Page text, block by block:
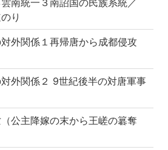
り
外関係１再帰唐から成都侵攻
外関係２ 9世紀後半の対唐軍事
公主降嫁の末から王嵯の簒奪